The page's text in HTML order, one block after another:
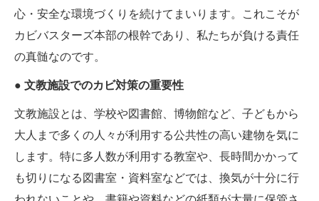
心・安全な環境づくりを続けてまいります。これこそが
カビバスターズ本部の根幹であり、私たちが負ける責任
の真髄なのです。
● 文教施設でのカビ対策の重要性
文教施設とは、学校や図書館、博物館など、子どもから
大人まで多くの人々が利用する公共性の高い建物を気に
します。特に多人数が利用する教室や、長時間かかって
も切りになる図書室・資料室などでは、換気が十分に行